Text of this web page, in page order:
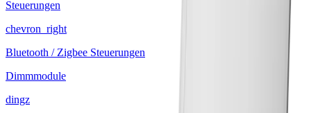
Steuerungen
chevron_right
Bluetooth / Zigbee Steuerungen
Dimmmodule
dingz